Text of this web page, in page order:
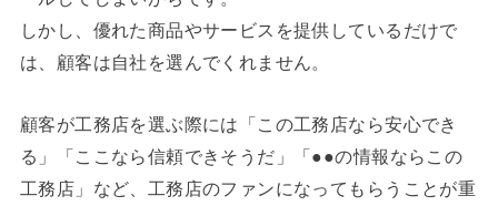
しかし、優れた商品やサービスを提供しているだけで
は、顧客は自社を選んでくれません。
顧客が工務店を選ぶ際には「この工務店なら安心でき
る」「ここなら信頼できそうだ」「●●の情報ならこの
工務店」など、工務店のファンになってもらうことが重